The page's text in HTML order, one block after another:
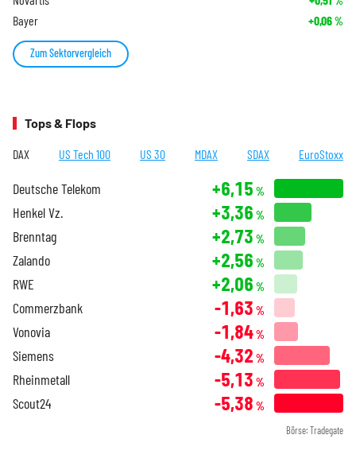
Bayer +0,06%
Zum Sektorvergleich
Tops & Flops
DAX US Tech 100 US 30 MDAX SDAX EuroStoxx
Deutsche Telekom +6,15 %
Henkel Vz. +3,36 %
Brenntag +2,73 %
Zalando +2,56 %
RWE +2,06 %
Commerzbank -1,63 %
Vonovia -1,84%
Siemens -4,32 %
Rheinmetall -5,13 %
Scout24 -5,38 %
Börse: Tradegate